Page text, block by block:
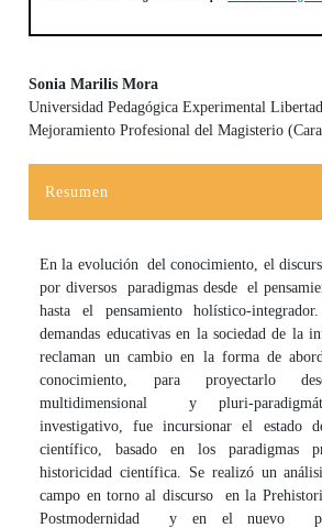
Contenido principal del artículo
Sonia Marilis Mora
Universidad Pedagógica Experimental
Mejoramiento Profesional del Magisterio
Resumen
En la evolución del conocimiento, el
por diversos paradigmas desde el
hasta el pensamiento holístico-
demandas educativas en la sociedad de la
reclaman un cambio en la forma de
conocimiento, para proyectarlo
multidimensional y pluri-
investigativo, fue incursionar el estado
científico, basado en los paradigmas
historicidad científica. Se realizó un
campo en torno al discurso en la
Postmodernidad y en el nuevo